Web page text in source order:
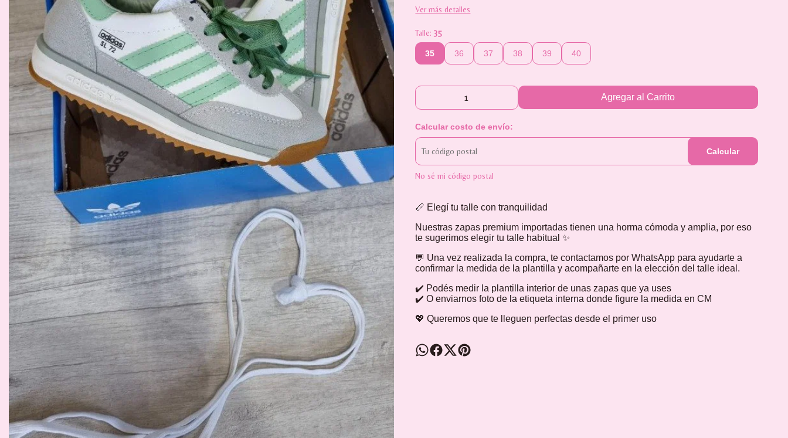
Ver más detalles
Talle:35
35 36 37 38 39 40
Agregar al Carrito
Calcular costo de envío:
Calcular
No sé mi código postal
📏 Elegí tu talle con tranquilidad
Nuestras zapas premium importadas tienen una horma cómoda y amplia, por eso
te sugerimos elegir tu talle habitual ✨
💬 Una vez realizada la compra, te contactamos por WhatsApp para ayudarte a
confirmar la medida de la plantilla y acompañarte en la elección del talle ideal.
✔️ Podés medir la plantilla interior de unas zapas que ya uses
✔️ O enviarnos foto de la etiqueta interna donde figure la medida en CM
💖 Queremos que te lleguen perfectas desde el primer uso